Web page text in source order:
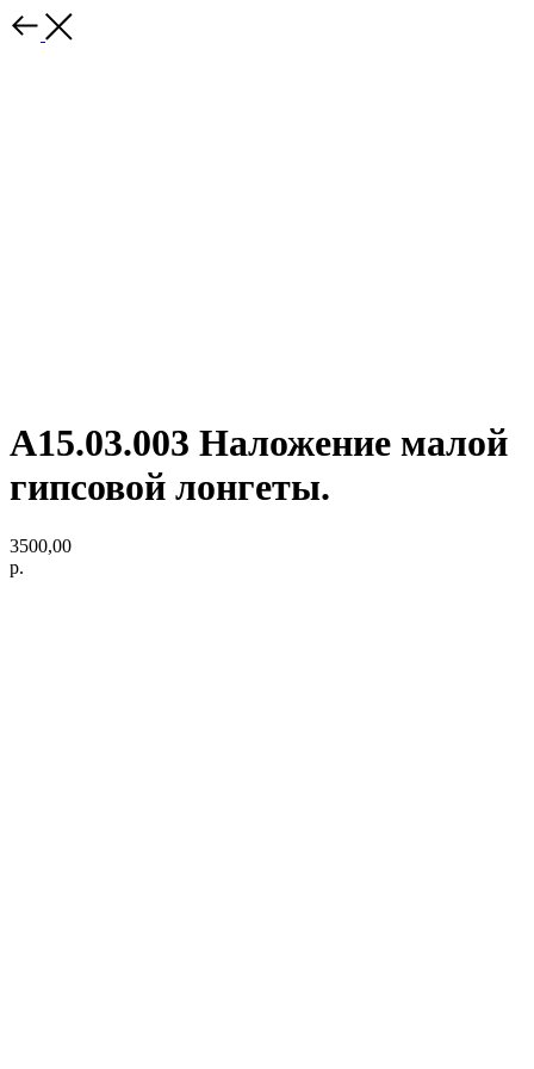
A15.03.003 Наложение малой
гипсовой лонгеты.
3500,00
р.